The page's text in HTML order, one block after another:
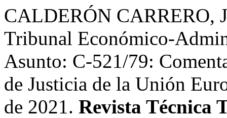
CALDERÓN CARRERO,
Tribunal Económico-
Asunto: C-521/79:
de Justicia de la Unión
de 2021. Revista Técnica